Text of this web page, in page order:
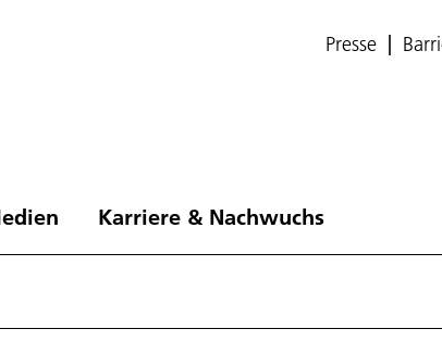
Presse
Karriere & Nachwuchs